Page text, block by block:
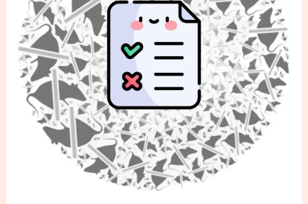
Meilleur
Dératiseur